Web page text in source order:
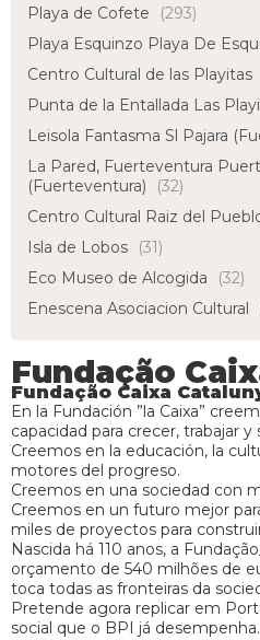
Playa de Cofete
(293)
Playa Esquinzo Playa De
Centro Cultural de las Playitas
Punta de la Entallada Las
Leisola Fantasma Sl Pajara
La Pared, Fuerteventura
(Fuerteventura)
(32)
Centro Cultural Raiz del
Isla de Lobos
(31)
Eco Museo de Alcogida
(32)
Enescena Asociacion Cultural
Fundação
Fundação Caixa
En la Fundación ”la Caixa”
capacidad para crecer, trabajar y
Creemos en la educación, la
motores del progreso.
Creemos en una sociedad con
Creemos en un futuro mejor
miles de proyectos para
Nascida há 110 anos, a
orçamento de 540 milhões de
toca todas as fronteiras da
Pretende agora replicar em
social que o BPI já